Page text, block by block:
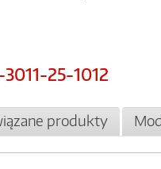
25-1012
produkty